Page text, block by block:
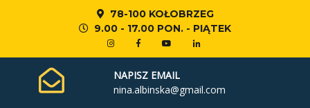
78-100 KOŁOBRZEG
9.00 - 17.00 PON. - PIĄTEK
NAPISZ EMAIL
nina.albinska@gmail.com